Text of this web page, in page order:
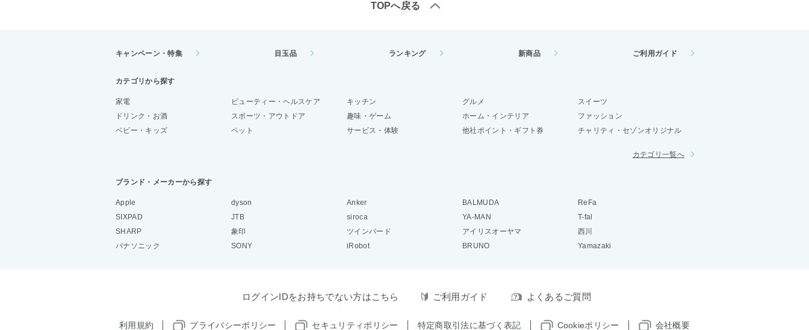
TOPへ戻る
キャンペーン・特集 目玉品 ランキング 新商品 ご利用ガイド
カテゴリから探す
家電 ビューティー・ヘルスケア キッチン グルメ
スイーツ
ドリンク・お酒
スポーツ・アウトドア 趣味・ゲーム ホーム・インテリア
ファッション
ベビー・キッズ
ペット サービス・体験 他社ポイント・ギフト券 チャリティ・セゾンオリジナル
カテゴリ一覧へ
ブランド・メーカーから探す
Apple dyson Anker BALMUDA
ReFa
SIXPAD
JTB siroca YA-MAN
T-fal
SHARP
象印 ツインバード アイリスオーヤマ
西川
パナソニック
SONY iRobot BRUNO Yamazaki
ログインIDをお持ちでない方はこちら ご利用ガイド よくあるご質問
利用規約 プライバシーポリシー セキュリティポリシー 特定商取引法に基づく表記 Cookieポリシー 会社概要